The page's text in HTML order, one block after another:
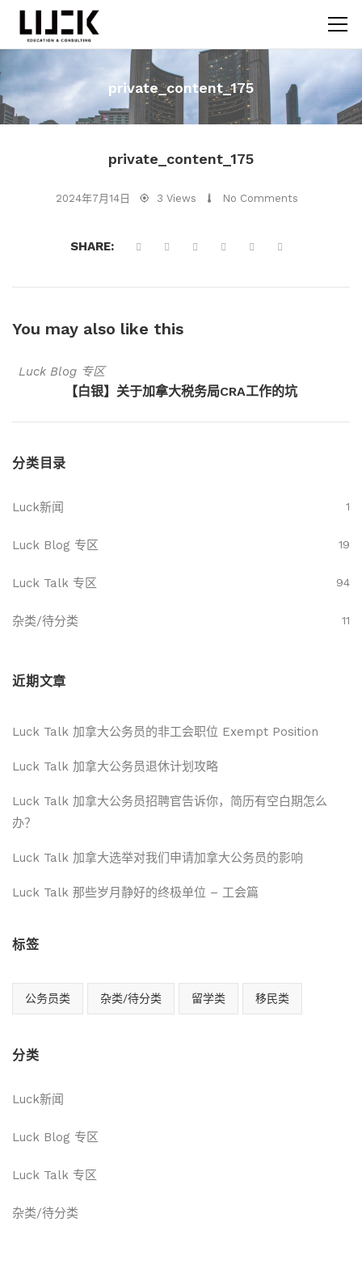
private_content_175
private_content_175
2024年7月14日 3 Views No Comments
SHARE:
You may also like this
Luck Blog 专区
【白银】关于加拿大税务局CRA工作的坑
分类目录
Luck新闻 1
Luck Blog 专区 19
Luck Talk 专区 94
杂类/待分类 11
近期文章
Luck Talk 加拿大公务员的非工会职位 Exempt Position
Luck Talk 加拿大公务员退休计划攻略
Luck Talk 加拿大公务员招聘官告诉你，简历有空白期怎么
办？
Luck Talk 加拿大选举对我们申请加拿大公务员的影响
Luck Talk 那些岁月静好的终极单位 – 工会篇
标签
公务员类 杂类/待分类 留学类 移民类
分类
Luck新闻
Luck Blog 专区
Luck Talk 专区
杂类/待分类